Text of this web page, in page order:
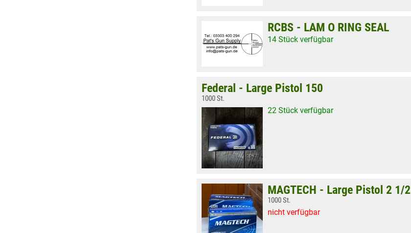
RCBS - LAM O RING SEAL
14 Stück verfügbar
Federal - Large Pistol 150
1000 St.
22 Stück verfügbar
MAGTECH - Large Pistol 2 1/2
1000 St.
nicht verfügbar